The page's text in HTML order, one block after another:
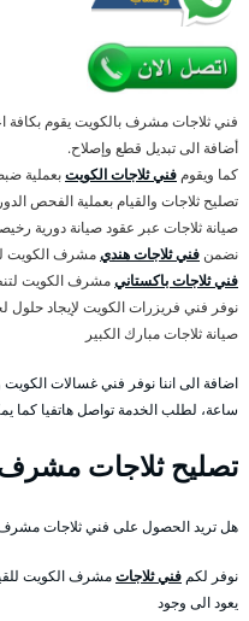
فني ثلاجات مشرف بالكويت يقوم بكافة
أضافة الى تبديل قطع وإصلاح.
كما ويقوم فني ثلاجات الكويتبعملية
تصليح ثلاجات والقيام بعملية الفحص
صيانة ثلاجات عبر عقود صيانة دورية
نضمن فني ثلاجات هنديمشرف الكويت
فني ثلاجات باكستانيمشرف الكويت
نوفر فني فريزرات الكويت لإيجاد حلول
صيانة ثلاجات مبارك الكبير
ساعة، لطلب الخدمة تواصل هاتفيا كما
تصليح ثلاجات
هل تريد الحصول على فني ثلاجات
نوفر لكم فني ثلاجاتمشرف الكويت
يعود الى وجود